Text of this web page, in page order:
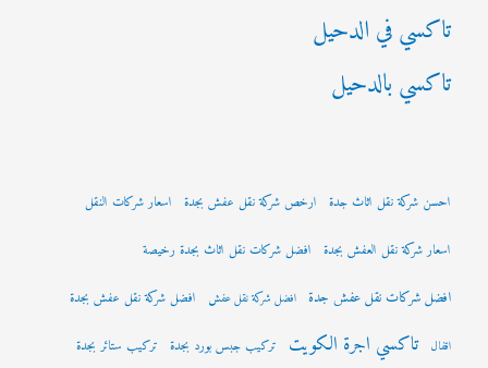
تاكسي في الدحيل
تاكسي بالدحيل
احسن شركة نقل اثاث جدة ارخص شركة نقل عفش بجدة اسعار شركات النقل
اسعار شركة نقل العفش بجدة افضل شركات نقل اثاث بجدة رخيصة
افضل شركات نقل عفش جدة افضل شركة نقل عفش افضل شركة نقل عفش بجدة
اقفال تاكسي اجرة الكويت تركيب جبس بورد بجدة تركيب ستائر بجدة